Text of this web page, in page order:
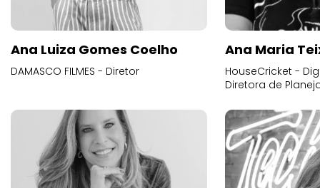
Ana Luiza Gomes Coelho
DAMASCO FILMES - Diretor
Ana Maria
HouseCricket -
Diretora de